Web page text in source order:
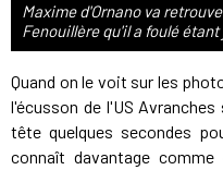
Maxime d'Ornano va
Fenouillère qu'il a foulé
Quand on le voit sur les
l'écusson de l'US
tête quelques secondes
connaît davantage